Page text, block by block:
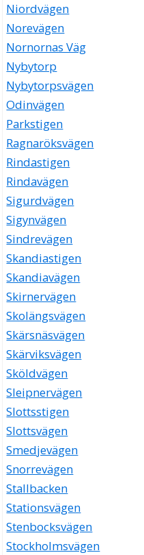
Niordvägen
Norevägen
Nornornas Väg
Nybytorp
Nybytorpsvägen
Odinvägen
Parkstigen
Ragnaröksvägen
Rindastigen
Rindavägen
Sigurdvägen
Sigynvägen
Sindrevägen
Skandiastigen
Skandiavägen
Skirnervägen
Skolängsvägen
Skärsnäsvägen
Skärviksvägen
Sköldvägen
Sleipnervägen
Slottsstigen
Slottsvägen
Smedjevägen
Snorrevägen
Stallbacken
Stationsvägen
Stenbocksvägen
Stockholmsvägen